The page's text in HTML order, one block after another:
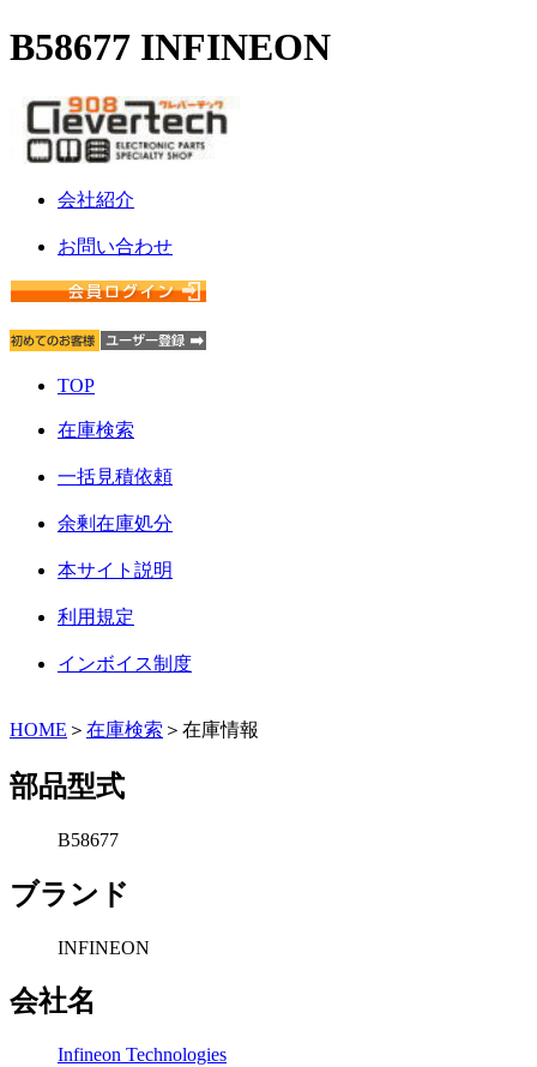
B58677 INFINEON
会社紹介
お問い合わせ
TOP
在庫検索
一括見積依頼
余剰在庫処分
本サイト説明
利用規定
インボイス制度
HOME ＞ 在庫検索 ＞在庫情報
部品型式
B58677
ブランド
INFINEON
会社名
Infineon Technologies